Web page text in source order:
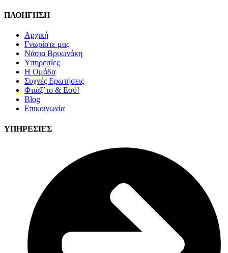
ΠΛΟΗΓΗΣΗ
Αρχική
Γνωρίστε μας
Νάσια Βρυωνάκη
Υπηρεσίες
Η Ομάδα
Συχνές Ερωτήσεις
Φτιάξ’το & Εσύ!
Blog
Επικοινωνία
ΥΠΗΡΕΣΙΕΣ